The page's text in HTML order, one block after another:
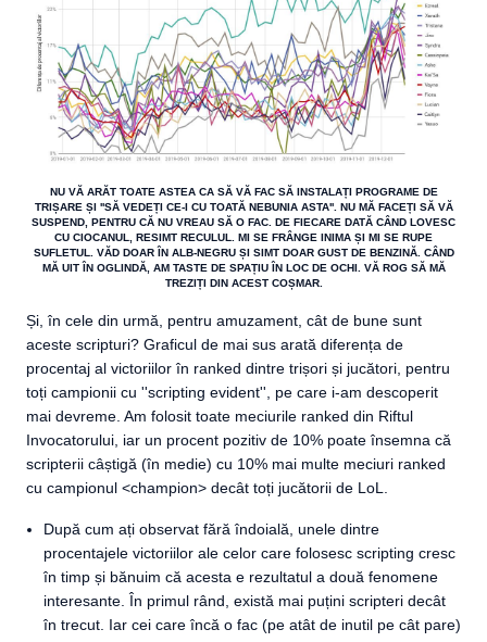
NU VĂ ARĂT TOATE ASTEA CA SĂ VĂ FAC SĂ INSTALAȚI PROGRAME DE
TRIȘARE ȘI ''SĂ VEDEȚI CE-I CU TOATĂ NEBUNIA ASTA''. NU MĂ FACEȚI SĂ VĂ
SUSPEND, PENTRU CĂ NU VREAU SĂ O FAC. DE FIECARE DATĂ CÂND LOVESC
CU CIOCANUL, RESIMT RECULUL. MI SE FRÂNGE INIMA ȘI MI SE RUPE
SUFLETUL. VĂD DOAR ÎN ALB-NEGRU ȘI SIMT DOAR GUST DE BENZINĂ. CÂND
MĂ UIT ÎN OGLINDĂ, AM TASTE DE SPAȚIU ÎN LOC DE OCHI. VĂ ROG SĂ MĂ
TREZIȚI DIN ACEST COȘMAR.
Și, în cele din urmă, pentru amuzament, cât de bune sunt
aceste scripturi? Graficul de mai sus arată diferența de
procentaj al victoriilor în ranked dintre trișori și jucători, pentru
toți campionii cu ''scripting evident'', pe care i-am descoperit
mai devreme. Am folosit toate meciurile ranked din Riftul
Invocatorului, iar un procent pozitiv de 10% poate însemna că
scripterii câștigă (în medie) cu 10% mai multe meciuri ranked
cu campionul <champion> decât toți jucătorii de LoL.
După cum ați observat fără îndoială, unele dintre
procentajele victoriilor ale celor care folosesc scripting cresc
în timp și bănuim că acesta e rezultatul a două fenomene
interesante. În primul rând, există mai puțini scripteri decât
în trecut. Iar cei care încă o fac (pe atât de inutil pe cât pare)